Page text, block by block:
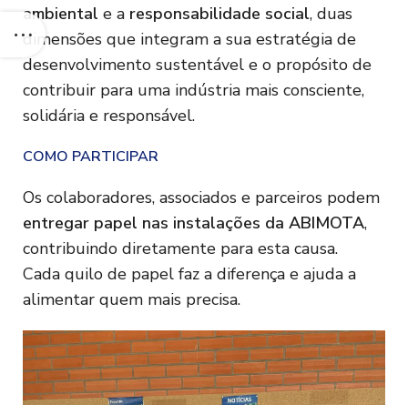
ambiental e a responsabilidade social, duas
dimensões que integram a sua estratégia de
desenvolvimento sustentável e o propósito de
contribuir para uma indústria mais consciente,
solidária e responsável.
COMO PARTICIPAR
Os colaboradores, associados e parceiros podem
entregar papel nas instalações da ABIMOTA,
contribuindo diretamente para esta causa.
Cada quilo de papel faz a diferença e ajuda a
alimentar quem mais precisa.